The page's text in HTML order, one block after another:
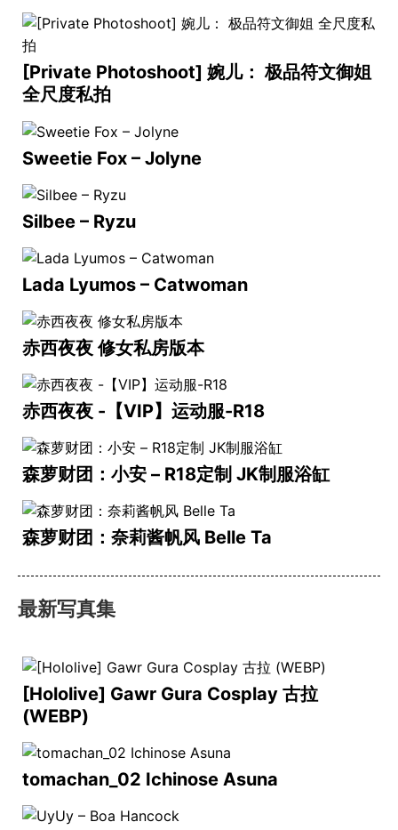
[Private Photoshoot] 婉儿： 极品符文御姐
全尺度私拍
Sweetie Fox – Jolyne
Silbee – Ryzu
Lada Lyumos – Catwoman
赤西夜夜 修女私房版本
赤西夜夜 -【VIP】运动服-R18
森萝财团：小安 – R18定制 JK制服浴缸
森萝财团：奈莉酱帆风 Belle Ta
最新写真集
[Hololive] Gawr Gura Cosplay 古拉
(WEBP)
tomachan_02 Ichinose Asuna